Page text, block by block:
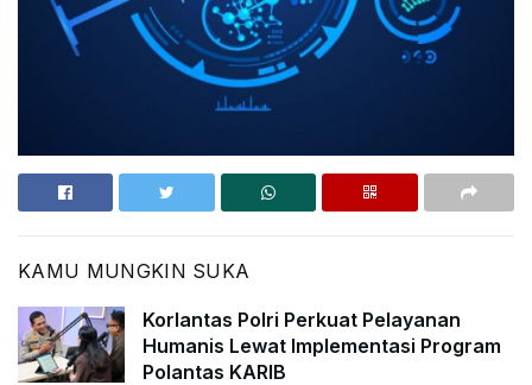
KAMU MUNGKIN SUKA
Korlantas Polri Perkuat Pelayanan
Humanis Lewat Implementasi Program
Polantas KARIB